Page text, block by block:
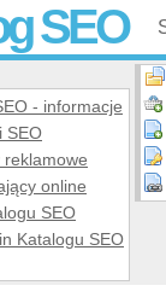
SEO
- informacje
SEO
reklamowe
online
SEO
Katalogu SEO